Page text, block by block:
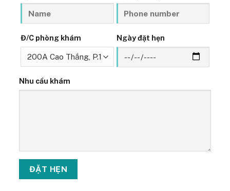
Đ/C phòng khám Ngày đặt hẹn
Nhu cầu khám